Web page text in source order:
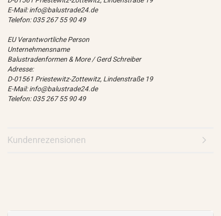
E-Mail: info@balustrade24.de
Telefon: 035 267 55 90 49
EU Verantwortliche Person
Unternehmensname
Balustradenformen & More / Gerd Schreiber
Adresse:
D-01561 Priestewitz-Zottewitz, Lindenstraße 19
E-Mail: info@balustrade24.de
Telefon: 035 267 55 90 49
Kundenrezensionen